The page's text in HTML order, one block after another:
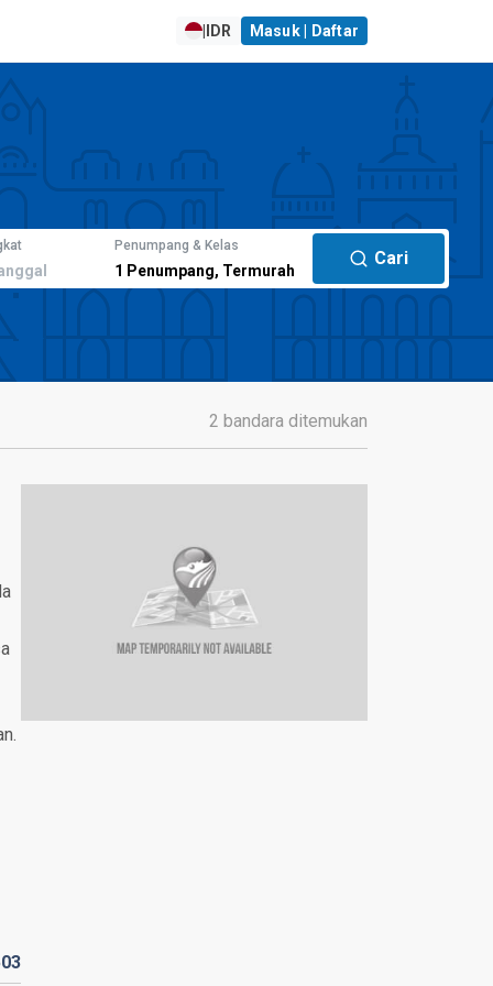
| IDR Masuk | Daftar
Penumpang & Kelas
1 Penumpang, Termurah
Cari
2 bandara ditemukan